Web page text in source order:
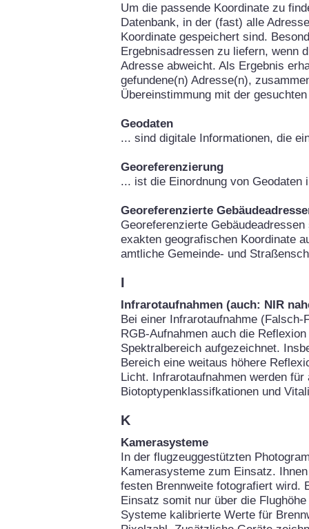
Um die passende Koordinate zu
Datenbank, in der (fast) alle
Koordinate gespeichert sind.
Ergebnisadressen zu liefern, wenn
Adresse abweicht. Als Ergebnis
gefundene(n) Adresse(n),
Übereinstimmung mit der
Geodaten
... sind digitale Informationen, die
Georeferenzierung
... ist die Einordnung von
Georeferenzierte
Georeferenzierte
exakten geografischen Koordinate
amtliche Gemeinde- und
I
Infrarotaufnahmen (auch: NIR
Bei einer Infrarotaufnahme
RGB-Aufnahmen auch die
Spektralbereich aufgezeichnet.
Bereich eine weitaus höhere
Licht. Infrarotaufnahmen werden
Biotoptypenklassifkationen und
K
Kamerasysteme
In der flugzeuggestützten
Kamerasysteme zum Einsatz.
festen Brennweite fotografiert wird.
Einsatz somit nur über die
Systeme kalibrierte Werte für